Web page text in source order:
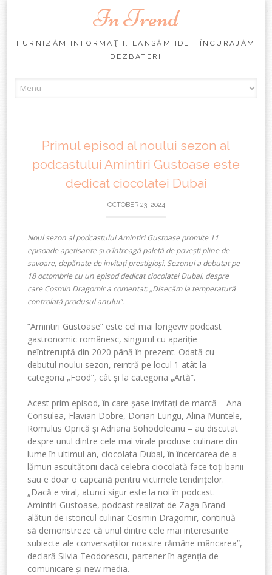
In Trend
FURNIZĂM INFORMAŢII, LANSĂM IDEI, ÎNCURAJĂM
DEZBATERI
to
Primul episod al noului sezon al
podcastului Amintiri Gustoase este
dedicat ciocolatei Dubai
OCTOBER 23, 2024
Noul sezon al podcastului Amintiri Gustoase promite 11
episoade apetisante și o întreagă paletă de povești pline de
savoare, depănate de invitați prestigioși. Sezonul a debutat pe
18 octombrie cu un episod dedicat ciocolatei Dubai, despre
care Cosmin Dragomir a comentat: „Disecăm la temperatură
controlată produsul anului”.
”Amintiri Gustoase” este cel mai longeviv podcast
gastronomic românesc, singurul cu apariție
neîntreruptă din 2020 până în prezent. Odată cu
debutul noului sezon, reintră pe locul 1 atât la
categoria „Food”, cât și la categoria „Artă”.
Acest prim episod, în careșase invitați de marcă – Ana
Consulea, Flavian Dobre, Dorian Lungu, Alina Muntele,
Romulus Oprică și Adriana Sohodoleanu – au discutat
despre unul dintre cele mai virale produse culinare din
lume în ultimul an, ciocolata Dubai, în încercarea de a
lămuri ascultătorii dacă celebra ciocolată face toți banii
sau e doar o capcană pentru victimele tendințelor.
„Dacă e viral, atunci sigur este la noi în podcast.
Amintiri Gustoase, podcast realizat de Zaga Brand
alături de istoricul culinar Cosmin Dragomir, continuă
să demonstreze că unul dintre cele mai interesante
subiecte ale conversațiilor noastre rămâne mâncarea”,
declară Silvia Teodorescu, partener în agenția de
comunicare și new media.